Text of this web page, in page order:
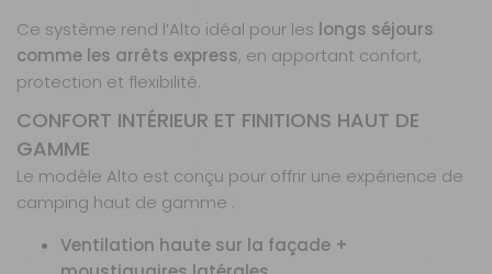
Ce système rend l’Alto idéal pour les longs séjours
comme les arrêts express, en apportant confort,
protection et flexibilité.
CONFORT INTÉRIEUR ET FINITIONS HAUT DE
GAMME
Le modèle Alto est conçu pour offrir une expérience de
camping haut de gamme :
Ventilation haute sur la façade +